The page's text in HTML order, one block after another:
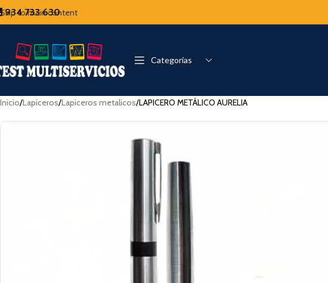
Skip to main content
934 733 630
Categorías
Inicio Lapiceros Lapiceros metalicos LAPICERO METÁLICO AURELIA